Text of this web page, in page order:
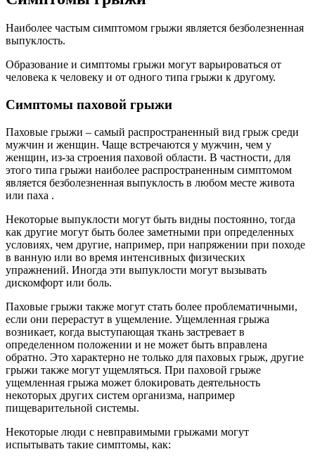
Наиболее частым симптомом грыжи является безболезненная
выпуклость.
Образование и симптомы грыжи могут варьироваться от
человека к человеку и от одного типа грыжи к другому.
Симптомы паховой грыжи
Паховые грыжи – самый распространенный вид грыж среди
мужчин и женщин. Чаще встречаются у мужчин, чем у
женщин, из-за строения паховой области. В частности, для
этого типа грыжи наиболее распространенным симптомом
является безболезненная выпуклость в любом месте живота
или паха .
Некоторые выпуклости могут быть видны постоянно, тогда
как другие могут быть более заметными при определенных
условиях, чем другие, например, при напряжении при походе
в ванную или во время интенсивных физических
упражнений. Иногда эти выпуклости могут вызывать
дискомфорт или боль.
Паховые грыжи также могут стать более проблематичными,
если они перерастут в ущемление. Ущемленная грыжа
возникает, когда выступающая ткань застревает в
определенном положении и не может быть вправлена ​​
обратно. Это характерно не только для паховых грыж, другие
грыжи также могут ущемляться. При паховой грыже
ущемленная грыжа может блокировать деятельность
некоторых других систем организма, например
пищеварительной системы.
Некоторые люди с невправимыми грыжами могут
испытывать такие симптомы, как: